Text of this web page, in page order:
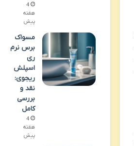
4
هفته
پیش
مسواک
برس نرم
ری
اسپلش
ریجوی:
نقد و
بررسی
کامل
4
هفته
پیش